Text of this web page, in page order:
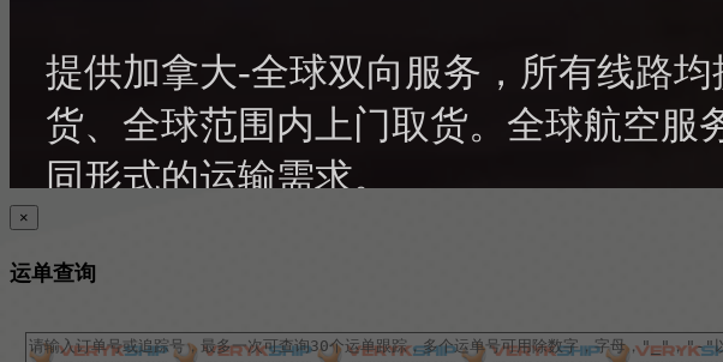
提供加拿大-全球双向服务，所有线路
货、全球范围内上门取货。全球航空服
同形式的运输需求。
×
运单查询